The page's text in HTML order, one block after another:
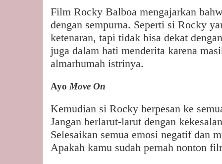
Film Rocky Balboa mengajarkan
dengan sempurna. Seperti si Rocky
ketenaran, tapi tidak bisa dekat
juga dalam hati menderita karena
almarhumah istrinya.
Ayo Move On
Kemudian si Rocky berpesan ke
Jangan berlarut-larut dengan
Selesaikan semua emosi negatif dan
Apakah kamu sudah pernah nonton